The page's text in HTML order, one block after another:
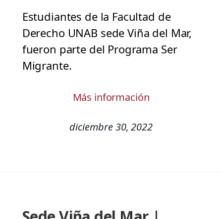
Estudiantes de la Facultad de
Derecho UNAB sede Viña del Mar,
fueron parte del Programa Ser
Migrante.
Más información
diciembre 30, 2022